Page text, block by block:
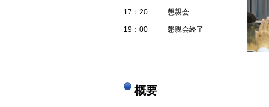
17：20 懇親会
19：00 懇親会終了
概要